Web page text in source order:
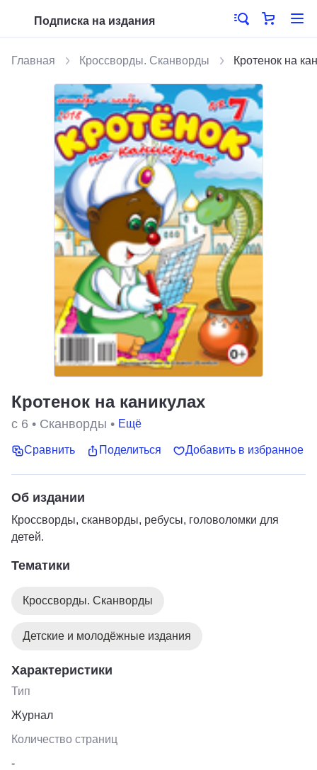
Подписка на издания
Главная Кроссворды. Сканворды Кротенок на
Кротенок на каникулах
с 6 • Сканворды • Ещё
Сравнить Поделиться Добавить в избранное
Об издании
Кроссворды, сканворды, ребусы, головоломки для
детей.
Тематики
Кроссворды. Сканворды
Детские и молодёжные издания
Характеристики
Тип
Журнал
Количество страниц
-